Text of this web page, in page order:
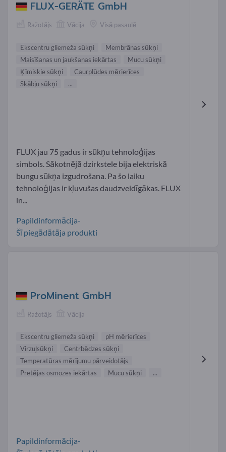
FLUX-GERÄTE GmbH
Ražotājs Vācija Visā pasaulē
Ekscentru gliemeža sūkņi
Membrānas sūkņi
Maisīšanas un jaukšanas iekārtas
Mucu sūkņi
Ķīmiskie sūkņi
Caurplūdes mērierīces
Skābju sūkņi
...
FLUX jau 75 gadus ir sūkņu tehnoloģijas
simbols. Sākotnējā dzirkstele bija elektriskā
bungu sūkņa izgudrošana. Pa šo laiku
tehnoloģijas ir kļuvušas daudzveidīgākas. FLUX
in...
Papildinformācija-
Šī piegādātāja produkti
ProMinent GmbH
Ražotājs Vācija
Ekscentru gliemeža sūkņi
pH mērierīces
Virzuļsūkņi
Centrbēdzes sūkņi
Temperatūras mērījumu pārveidotājs
Pretējas osmozes iekārtas
Mucu sūkņi ...
Papildinformācija-